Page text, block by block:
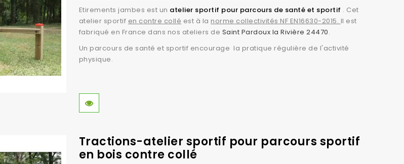
Etirements jambes est un atelier sportif pour parcours de santé et sportif . Cet
atelier sportif en contre collé est à la norme collectivités NF EN16630-2015. Il est
fabriqué en France dans nos ateliers de Saint Pardoux la Rivière 24470.
Un parcours de santé et sportif encourage la pratique régulière de l'activité
physique.
Tractions-atelier sportif pour parcours sportif
en bois contre collé